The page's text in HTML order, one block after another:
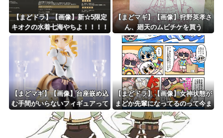
【まどドラ】【画像】新☆5限定
キオクの水着七海やちよ！！！！
水全体ブレイカー
【まどマギ】【画像】狩野英孝さ
ん、廻天のムビチケを買う
【まどマギ】【画像】台座嵌め込
む手間がいらないフィギュアって
いいなと思うこの頃
【まどドラ】【画像】女神状態が
まどか先輩になってるのって今ま
であったっけ…?【マギア☆エト
セトラ 第97話】